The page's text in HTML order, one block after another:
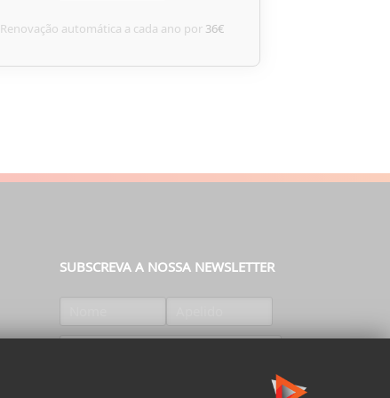
Renovação automática a cada ano por36€
SUBSCREVA A NOSSA NEWSLETTER